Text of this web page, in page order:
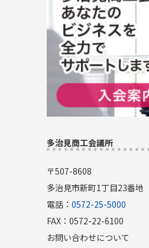
多治見商工会議所
〒507-8608
多治見市新町1丁目23番地
電話： 0572-25-5000
FAX：0572-22-6100
お問い合わせについて